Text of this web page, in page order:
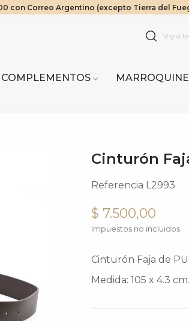
$2.000.000 | 10% OFF a partir de $1.000.000
con Correo Argentino (excepto Tierra del
a partir de $200.000 vía Cruz del Sur.
web $80.000
COMPLEMENTOS
Cinturón
Referencia L2993
$ 7.500,00
Impuestos no incluidos
Cinturón Faja de
Medida: 105 x 4.3 cm.